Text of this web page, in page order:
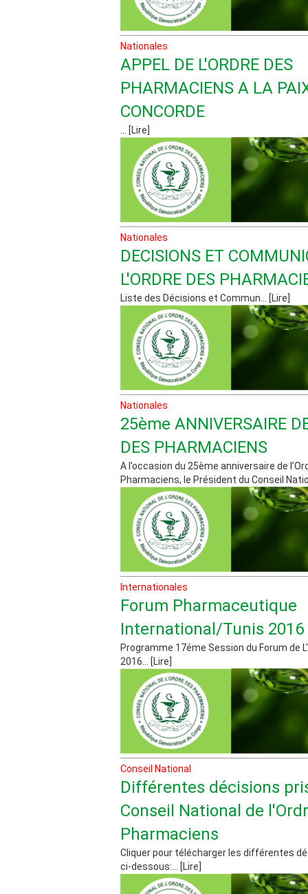
Nationales
APPEL DE L'ORDRE DES
PHARMACIENS A LA
CONCORDE
... [Lire]
Nationales
DECISIONS ET
L'ORDRE DES
Liste des Décisions et Commun... [Lire]
Nationales
25ème ANNIVERSAIRE
DES PHARMACIENS
A l’occasion du 25ème anniversaire de
Pharmaciens, le Président du Conseil
Internationales
Forum Pharmaceutique
International/Tunis 2016
Programme 17éme Session du Forum de
2016... [Lire]
Conseil National
Différentes décisions
Conseil National de
Pharmaciens
Cliquer pour télécharger les différentes
ci-dessous:... [Lire]